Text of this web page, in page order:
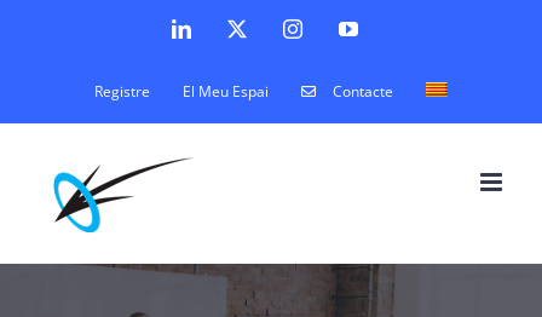
LinkedIn InstagramYouTube
Registre El Meu Espai Contacte